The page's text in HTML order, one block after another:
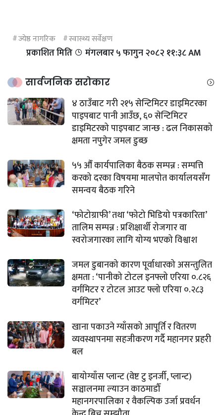
ज्येष्ठ नागरिक स्वास्थ्य सर्वेक्षण
प्रकाशित मिति मंगलबार ५ फागुन २०८२ ११:३८ AM
सार्वजनिक सरोकार
४ ठाउँबाट गरी २१५ सेन्टिमिटर डाइमिटरका
पाइपबाट पानी आउँछ, ६० सेन्टिमिटर
डाइमिटरको पाइपबाट जान्छ : ढल निकासको
क्षमता नपुगेर जमल डुब्छ
५५ औँ कार्यपालिका बैठक सम्पन्न : सम्पत्ति
करको दरका विषयमा मालपोत कार्यालयसँग
समन्वय बैठक गरिने
‘फोटोग्राफी’ तथा ‘फोटो भिडियो पत्रकारिता’
तालिम सम्पन्न : प्रशिक्षार्थी रोजगार वा
स्वरोजगारका लागि योग्य भएको विश्वाश
जमल डुबानको कारण पूर्वाधारको असन्तुलित
क्षमता : ‘पानीको टोटल इनफ्लो एरिया ०.८२६
वर्गमिटर र टोटल आउट फ्लो एरिया ०.२८३
वर्गमिटर’
खाना पकाउने ग्याँसको आपूर्ति र वितरण
व्यवस्थापनमा सहजीकरण गर्दै महानगर प्रहरी
बल
बायोग्याँस प्लान्ट (वेष्ट टु इनर्जी, प्लान्ट)
सञ्चालनमा ल्याउन काठमाडौँ
महानगरपालिका र वैकल्पिक उर्जा प्रवर्धन